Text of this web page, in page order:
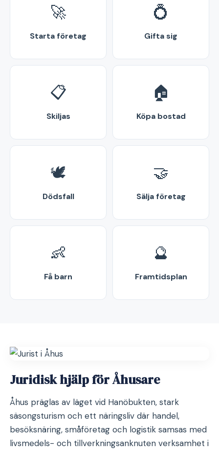
🚀
Starta företag
💍
Gifta sig
📋
Skiljas
🏠
Köpa bostad
🕊️
Dödsfall
🤝
Sälja företag
👶
Få barn
🔮
Framtidsplan
Juridisk hjälp för Åhusare
Åhus präglas av läget vid Hanöbukten, stark
säsongsturism och ett näringsliv där handel,
besöksnäring, småföretag och logistik samsas med
livsmedels- och tillverkningsanknuten verksamhet i